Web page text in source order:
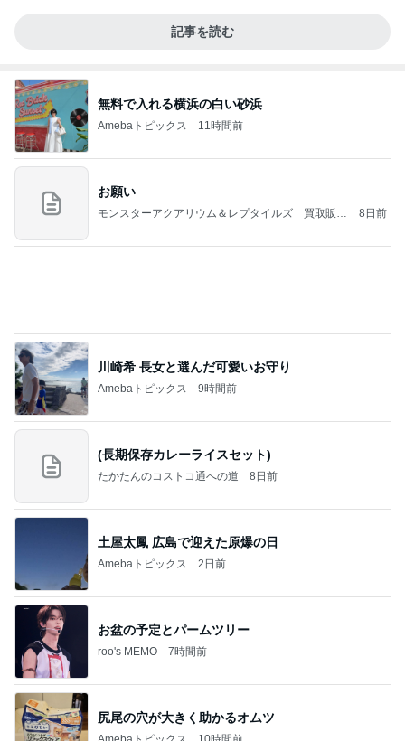
記事を読む
無料で入れる横浜の白い砂浜
Amebaトピックス 11時間前
お願い
モンスターアクアリウム＆レプタイルズ 買取販売
8日前
(長期保存カレーライスセット)
たかたんのコストコ通への道
土屋太鳳 広島で迎えた原爆の日
Amebaトピックス 2日前
お盆の予定とパームツリー
roo's MEMO 7時間前
尻尾の穴が大きく助かるオムツ
Amebaトピックス 10時間前
学生